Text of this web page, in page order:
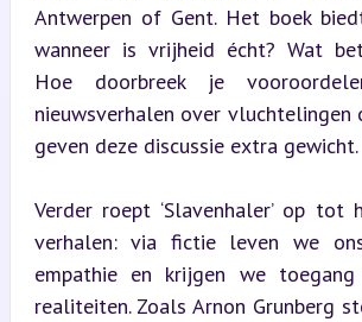
Antwerpen of Gent. Het boek
wanneer is vrijheid écht? Wat
Hoe doorbreek je
nieuwsverhalen over vluchtelingen
geven deze discussie extra gewicht.
Verder roept ‘Slavenhaler’ op tot
verhalen: via fictie leven we
empathie en krijgen we
realiteiten. Zoals Arnon Grunberg